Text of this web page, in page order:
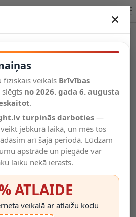
Valodas
×
veikals Brīvības
slēgts no 2026. gada 6. augusta
.
turpinās darboties—
jebkurā laikā, un mēs tos
arī šajā periodā. Lūdzam
apstrāde un piegāde var
laiku nekā ierasts.
ATLAIDE
veikalā ar atlaižu kodu